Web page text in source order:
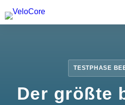
Partnerprogramm
TESTPHASE
Der größte